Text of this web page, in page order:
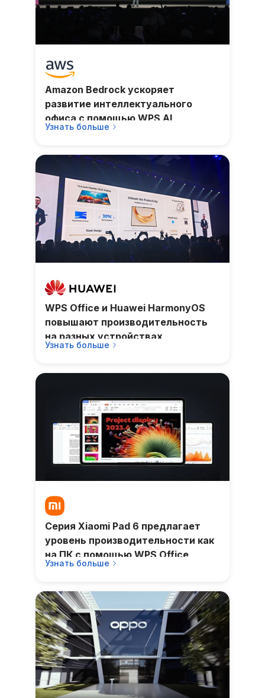
Amazon Bedrock ускоряет
развитие интеллектуального
офиса с помощью WPS AI
Узнать больше
WPS Office и Huawei HarmonyOS
повышают производительность
на разных устройствах
Узнать больше
Серия Xiaomi Pad 6 предлагает
уровень производительности как
на ПК с помощью WPS Office
Узнать больше